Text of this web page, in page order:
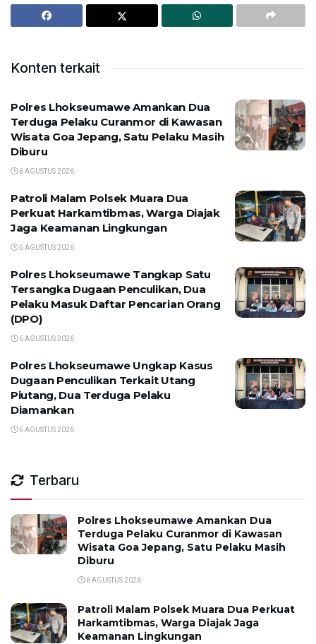
Konten terkait
Polres Lhokseumawe Amankan Dua
Terduga Pelaku Curanmor di Kawasan
Wisata Goa Jepang, Satu Pelaku Masih
Diburu
6 AGUSTUS 2026
Patroli Malam Polsek Muara Dua
Perkuat Harkamtibmas, Warga Diajak
Jaga Keamanan Lingkungan
6 AGUSTUS 2026
Polres Lhokseumawe Tangkap Satu
Tersangka Dugaan Penculikan, Dua
Pelaku Masuk Daftar Pencarian Orang
(DPO)
6 AGUSTUS 2026
Polres Lhokseumawe Ungkap Kasus
Dugaan Penculikan Terkait Utang
Piutang, Dua Terduga Pelaku
Diamankan
6 AGUSTUS 2026
Terbaru
Polres Lhokseumawe Amankan Dua
Terduga Pelaku Curanmor di Kawasan
Wisata Goa Jepang, Satu Pelaku Masih
Diburu
6 AGUSTUS 2026
Patroli Malam Polsek Muara Dua Perkuat
Harkamtibmas, Warga Diajak Jaga
Keamanan Lingkungan